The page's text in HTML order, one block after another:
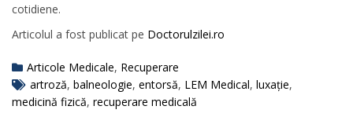
cotidiene.
Articolul a fost publicat pe Doctorulzilei.ro
Articole Medicale, Recuperare
artroză, balneologie, entorsă, LEM Medical, luxație,
medicină fizică, recuperare medicală